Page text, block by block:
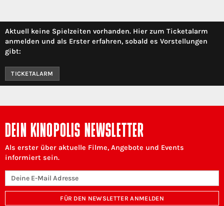
Aktuell keine Spielzeiten vorhanden. Hier zum Ticketalarm
anmelden und als Erster erfahren, sobald es Vorstellungen
gibt:
TICKETALARM
DEIN KINOPOLIS NEWSLETTER
Als erster über aktuelle Filme, Angebote und Events
informiert sein.
FÜR DEN NEWSLETTER ANMELDEN